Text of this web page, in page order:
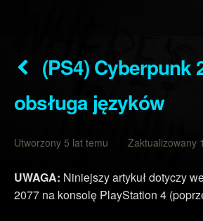
(PS4) Cyberpunk 2077 –
obsługa języków
Utworzony 5 lat temu Zaktualizowany
UWAGA: Niniejszy artykuł dotyczy
2077 na konsolę PlayStation 4